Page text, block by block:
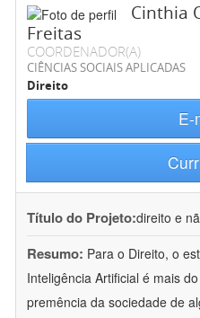
Cinthia
Freitas
COORDENADOR(A)
CIÊNCIAS SOCIAIS APLICADAS
Direito
E-
Título do Projeto:direito e
Resumo: Para o Direito, o
Inteligência Artificial é mais
premência da sociedade de